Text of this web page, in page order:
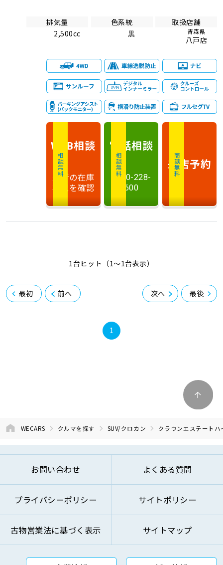
排気量
2,500cc
色系統
黒
取扱店舗
青森県
八戸店
相談無料
WEB相談
最新の在庫
状況を確認
相談無料
電話相談
0120-228-
600
商談無料
来店予約
1台ヒット（1〜1台表示）
最初 前へ
1
次へ 最後
WECARS クルマを探す SUV/クロカン クラウンエステートハ
お問い合わせ よくある質問
プライバシーポリシー サイトポリシー
古物営業法に基づく表示 サイトマップ